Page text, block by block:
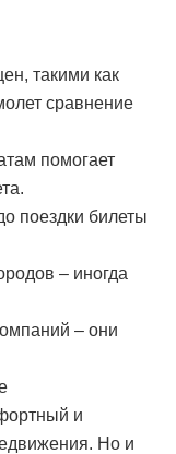
такими как
сравнение
помогает
поездки билеты
– иногда
– они
и
Но и